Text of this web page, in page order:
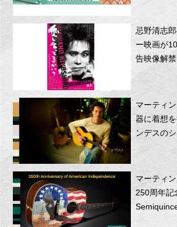
忌野清志
ー映画が
告映像解禁
マーティ
器に着想
ンデスの
マーティ
250周年記